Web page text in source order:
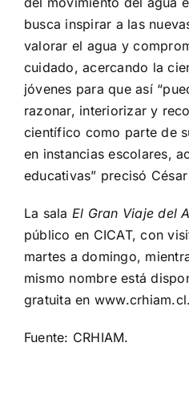
busca inspirar a las
valorar el agua y
cuidado, acercando la
jóvenes para que así
razonar, interiorizar y
científico como parte de
en instancias escolares,
educativas” precisó
La sala El Gran Viaje del
público en CICAT, con
martes a domingo,
mismo nombre está
gratuita en www.crhiam.cl.
Fuente: CRHIAM.